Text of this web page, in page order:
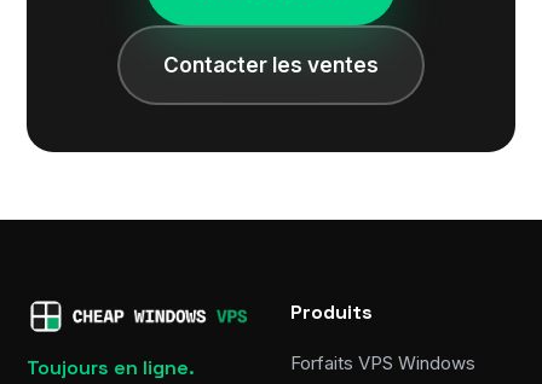
Contacter les ventes
Toujours en ligne.
Produits
Forfaits VPS Windows